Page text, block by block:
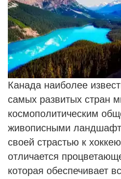
Канада наиболее
самых развитых стран
космополитическим
живописными
своей страстью к
отличается
которая обеспечивает